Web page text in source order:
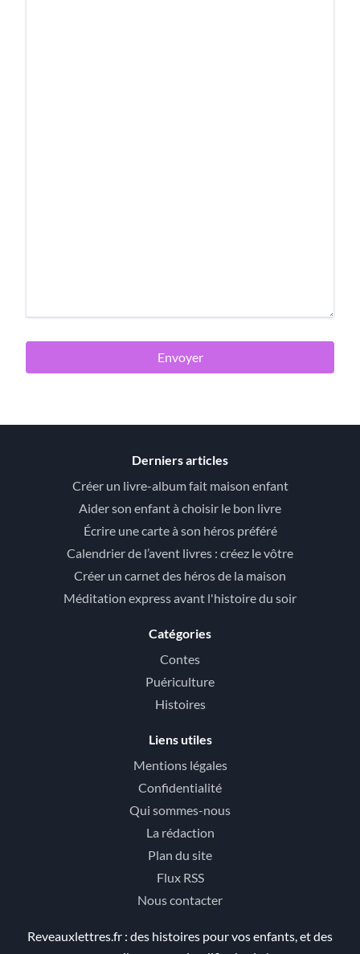
Envoyer
Derniers articles
Créer un livre-album fait maison enfant
Aider son enfant à choisir le bon livre
Écrire une carte à son héros préféré
Calendrier de l’avent livres : créez le vôtre
Créer un carnet des héros de la maison
Méditation express avant l'histoire du soir
Catégories
Contes
Puériculture
Histoires
Liens utiles
Mentions légales
Confidentialité
Qui sommes-nous
La rédaction
Plan du site
Flux RSS
Nous contacter
Reveauxlettres.fr : des histoires pour vos enfants, et des